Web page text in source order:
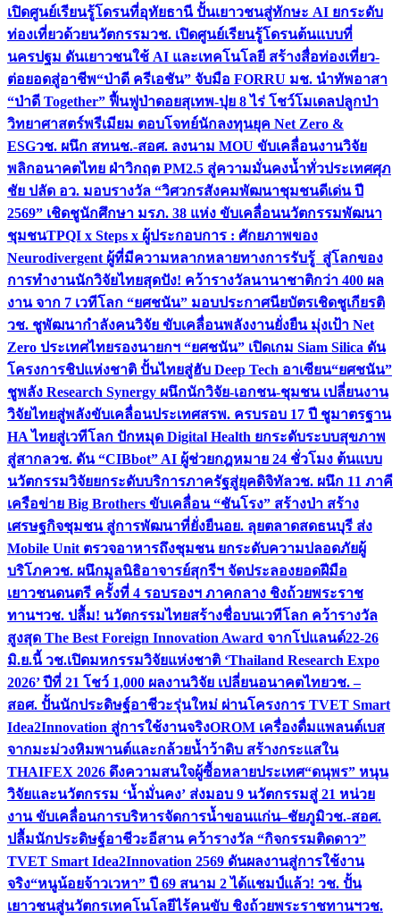
เปิดศูนย์เรียนรู้โดรนที่อุทัยธานี ปั้นเยาวชนสู่ทักษะ AI ยกระดับ
ท่องเที่ยวด้วยนวัตกรรมวช. เปิดศูนย์เรียนรู้โดรนต้นแบบที่
นครปฐม ดันเยาวชนใช้ AI และเทคโนโลยี สร้างสื่อท่องเที่ยว-
ต่อยอดสู่อาชีพ“ป่าดี ครีเอชัน” จับมือ FORRU มช. นำทัพอาสา
“ป่าดี Together” ฟื้นฟูป่าดอยสุเทพ-ปุย 8 ไร่ โชว์โมเดลปลูกป่า
วิทยาศาสตร์พรีเมียม ตอบโจทย์นักลงทุนยุค Net Zero &
ESGวช. ผนึก สทนช.-สอศ. ลงนาม MOU ขับเคลื่อนงานวิจัย
พลิกอนาคตไทย ฝ่าวิกฤต PM2.5 สู่ความมั่นคงน้ำทั่วประเทศศุภ
ชัย ปลัด อว. มอบรางวัล “วิศวกรสังคมพัฒนาชุมชนดีเด่น ปี
2569” เชิดชูนักศึกษา มรภ. 38 แห่ง ขับเคลื่อนนวัตกรรมพัฒนา
ชุมชนTPQI x Steps x ผู้ประกอบการ : ศักยภาพของ
Neurodivergent ผู้ที่มีความหลากหลายทางการรับรู้ สู่โลกของ
การทำงานนักวิจัยไทยสุดปัง! คว้ารางวัลนานาชาติกว่า 400 ผล
งาน จาก 7 เวทีโลก “ยศชนัน” มอบประกาศนียบัตรเชิดชูเกียรติ
วช. ชูพัฒนากำลังคนวิจัย ขับเคลื่อนพลังงานยั่งยืน มุ่งเป้า Net
Zero ประเทศไทยรองนายกฯ “ยศชนัน” เปิดเกม Siam Silica ดัน
โครงการชิปแห่งชาติ ปั้นไทยสู่ฮับ Deep Tech อาเซียน“ยศชนัน”
ชูพลัง Research Synergy ผนึกนักวิจัย-เอกชน-ชุมชน เปลี่ยนงาน
วิจัยไทยสู่พลังขับเคลื่อนประเทศสรพ. ครบรอบ 17 ปี ชูมาตรฐาน
HA ไทยสู่เวทีโลก ปักหมุด Digital Health ยกระดับระบบสุขภาพ
สู่สากลวช. ดัน “CIBbot” AI ผู้ช่วยกฎหมาย 24 ชั่วโมง ต้นแบบ
นวัตกรรมวิจัยยกระดับบริการภาครัฐสู่ยุคดิจิทัลวช. ผนึก 11 ภาคี
เครือข่าย Big Brothers ขับเคลื่อน “ชันโรง” สร้างป่า สร้าง
เศรษฐกิจชุมชน สู่การพัฒนาที่ยั่งยืนอย. ลุยตลาดสดธนบุรี ส่ง
Mobile Unit ตรวจอาหารถึงชุมชน ยกระดับความปลอดภัยผู้
บริโภควช. ผนึกมูลนิธิอาจารย์สุกรีฯ จัดประลองยอดฝีมือ
เยาวชนดนตรี ครั้งที่ 4 รอบรองฯ ภาคกลาง ชิงถ้วยพระราช
ทานฯวช. ปลื้ม! นวัตกรรมไทยสร้างชื่อบนเวทีโลก คว้ารางวัล
สูงสุด The Best Foreign Innovation Award จากโปแลนด์22-26
มิ.ย.นี้ วช.เปิดมหกรรมวิจัยแห่งชาติ ‘Thailand Research Expo
2026’ ปีที่ 21 โชว์ 1,000 ผลงานวิจัย เปลี่ยนอนาคตไทยวช. –
สอศ. ปั้นนักประดิษฐ์อาชีวะรุ่นใหม่ ผ่านโครงการ TVET Smart
Idea2Innovation สู่การใช้งานจริงOROM เครื่องดื่มแพลนต์เบส
จากมะม่วงหิมพานต์และกล้วยน้ำว้าดิบ สร้างกระแสใน
THAIFEX 2026 ดึงความสนใจผู้ซื้อหลายประเทศ“ดนุพร” หนุน
วิจัยและนวัตกรรม ‘น้ำมั่นคง’ ส่งมอบ 9 นวัตกรรมสู่ 21 หน่วย
งาน ขับเคลื่อนการบริหารจัดการน้ำขอนแก่น–ชัยภูมิวช.-สอศ.
ปลื้มนักประดิษฐ์อาชีวะอีสาน คว้ารางวัล “กิจกรรมติดดาว”
TVET Smart Idea2Innovation 2569 ดันผลงานสู่การใช้งาน
จริง“หนูน้อยจ้าวเวหา” ปี 69 สนาม 2 ได้แชมป์แล้ว! วช. ปั้น
เยาวชนสู่นวัตกรเทคโนโลยีไร้คนขับ ชิงถ้วยพระราชทานฯวช.